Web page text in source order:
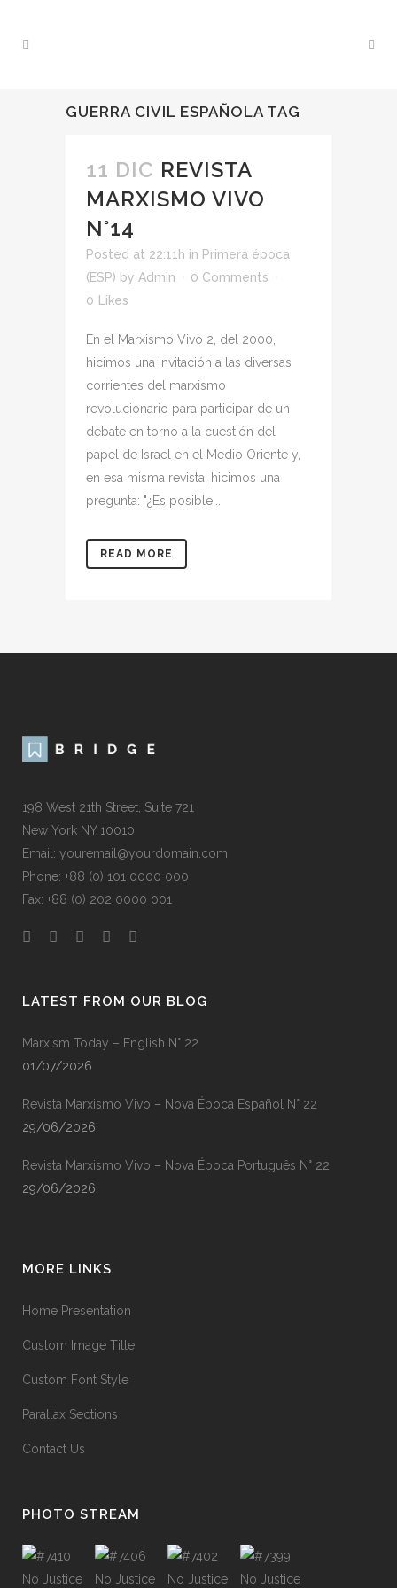
GUERRA CIVIL ESPAÑOLA TAG
11 DIC REVISTA
MARXISMO VIVO
N°14
Posted at 22:11h in Primera época
(ESP) by Admin
0 Comments
0
Likes
En el Marxismo Vivo 2, del 2000,
hicimos una invitación a las diversas
corrientes del marxismo
revolucionario para participar de un
debate en torno a la cuestión del
papel de Israel en el Medio Oriente y,
en esa misma revista, hicimos una
pregunta: "¿Es posible...
READ MORE
198 West 21th Street, Suite 721
New York NY 10010
Email: youremail@yourdomain.com
Phone: +88 (0) 101 0000 000
Fax: +88 (0) 202 0000 001
LATEST FROM OUR BLOG
Marxism Today – English N° 22
01/07/2026
Revista Marxismo Vivo – Nova Época Español N° 22
29/06/2026
Revista Marxismo Vivo – Nova Época Português N° 22
29/06/2026
MORE LINKS
Home Presentation
Custom Image Title
Custom Font Style
Parallax Sections
Contact Us
PHOTO STREAM